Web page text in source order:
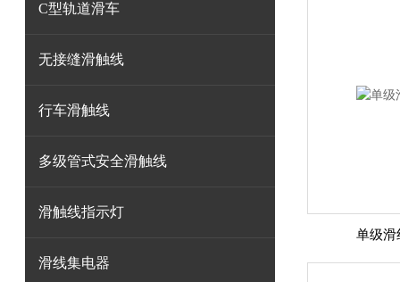
C型轨道滑车
无接缝滑触线
行车滑触线
多级管式安全滑触线
滑触线指示灯
滑线集电器
单级滑